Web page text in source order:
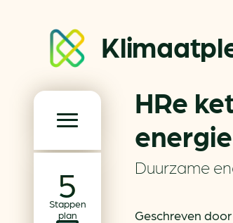
Stappen
plan
Klimaatplein
Partners
HRe
Duurzame
Geschreven